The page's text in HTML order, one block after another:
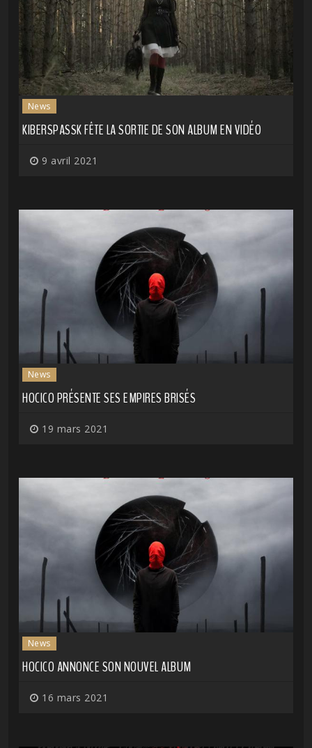
News
KIBERSPASSK FÊTE LA SORTIE DE SON ALBUM EN VIDÉO
9 avril 2021
News
HOCICO PRÉSENTE SES EMPIRES BRISÉS
19 mars 2021
News
HOCICO ANNONCE SON NOUVEL ALBUM
16 mars 2021